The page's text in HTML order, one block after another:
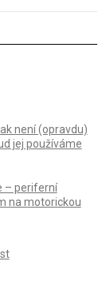
není (opravdu)
jej používáme
– periferní
na motorickou